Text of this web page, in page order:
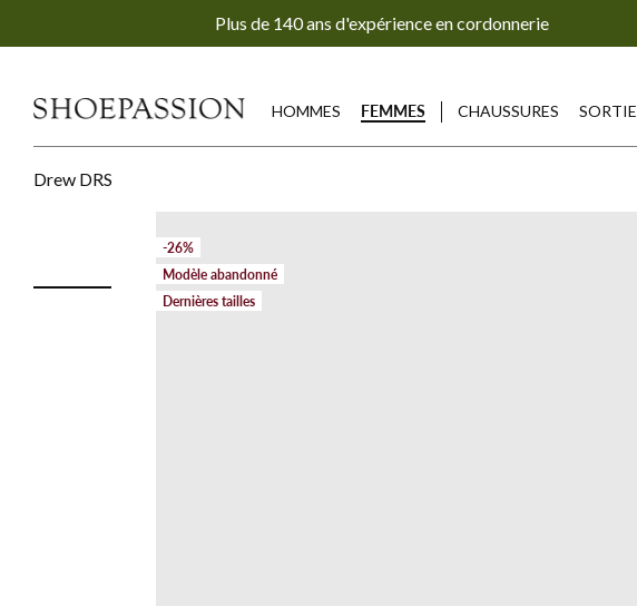
Plus de 140 ans d'expérience en cordonnerie
HOMMES FEMMES CHAUSSURES SORTIE
Drew DRS
-26%
Modèle abandonné
Dernières tailles